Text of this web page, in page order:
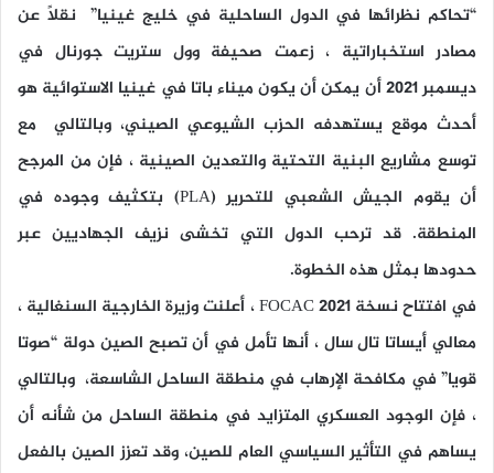
“تحاكم نظرائها في الدول الساحلية في خليج غينيا” نقلاً عن
مصادر استخباراتية ، زعمت صحيفة وول ستريت جورنال في
ديسمبر 2021 أن يمكن أن يكون ميناء باتا في غينيا الاستوائية هو
أحدث موقع يستهدفه الحزب الشيوعي الصيني، وبالتالي مع
توسع مشاريع البنية التحتية والتعدين الصينية ، فإن من المرجح
أن يقوم الجيش الشعبي للتحرير (PLA) بتكثيف وجوده في
المنطقة. قد ترحب الدول التي تخشى نزيف الجهاديين عبر
حدودها بمثل هذه الخطوة.
في افتتاح نسخة 2021 FOCAC ، أعلنت وزيرة الخارجية السنغالية ،
معالي أيساتا تال سال ، أنها تأمل في أن تصبح الصين دولة “صوتا
قويا” في مكافحة الإرهاب في منطقة الساحل الشاسعة، وبالتالي
، فإن الوجود العسكري المتزايد في منطقة الساحل من شأنه أن
يساهم في التأثير السياسي العام للصين، وقد تعزز الصين بالفعل